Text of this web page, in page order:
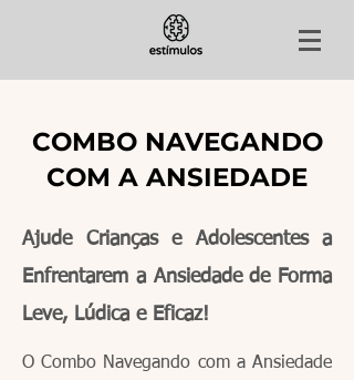
COMBO NAVEGANDO
COM A ANSIEDADE
Ajude Crianças e Adolescentes a
Enfrentarem a Ansiedade de Forma
Leve, Lúdica e Eficaz!
O Combo Navegando com a Ansiedade